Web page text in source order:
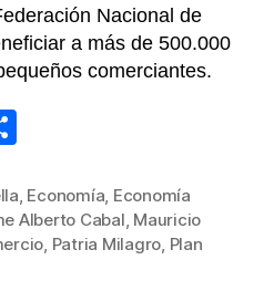
Nacional de
a más de 500.000
comerciantes.
m
p
, Economía, Economía
Alberto Cabal, Mauricio
, Patria Milagro, Plan